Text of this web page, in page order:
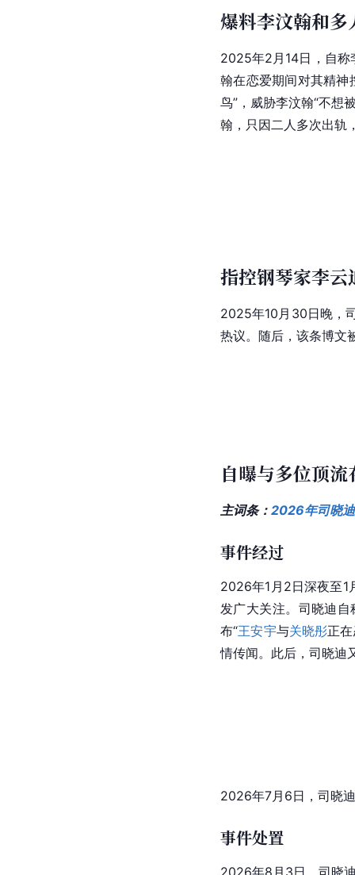
爆料李汶翰和多
2025年2月14日，自称
翰在恋爱期间对其精神
鸟”，威胁李汶翰“不想
翰，只因二人多次出轨
指控钢琴家李云
2025年10月30日晚，
热议。随后，该条博文
自曝与多位顶
主词条： 2026年司晓
事件经过
2026年1月2日深夜至1
发广大关注。司晓迪自
布“王安宇与关晓彤正
情传闻。此后，司晓迪
2026年7月6日，司晓
事件处置